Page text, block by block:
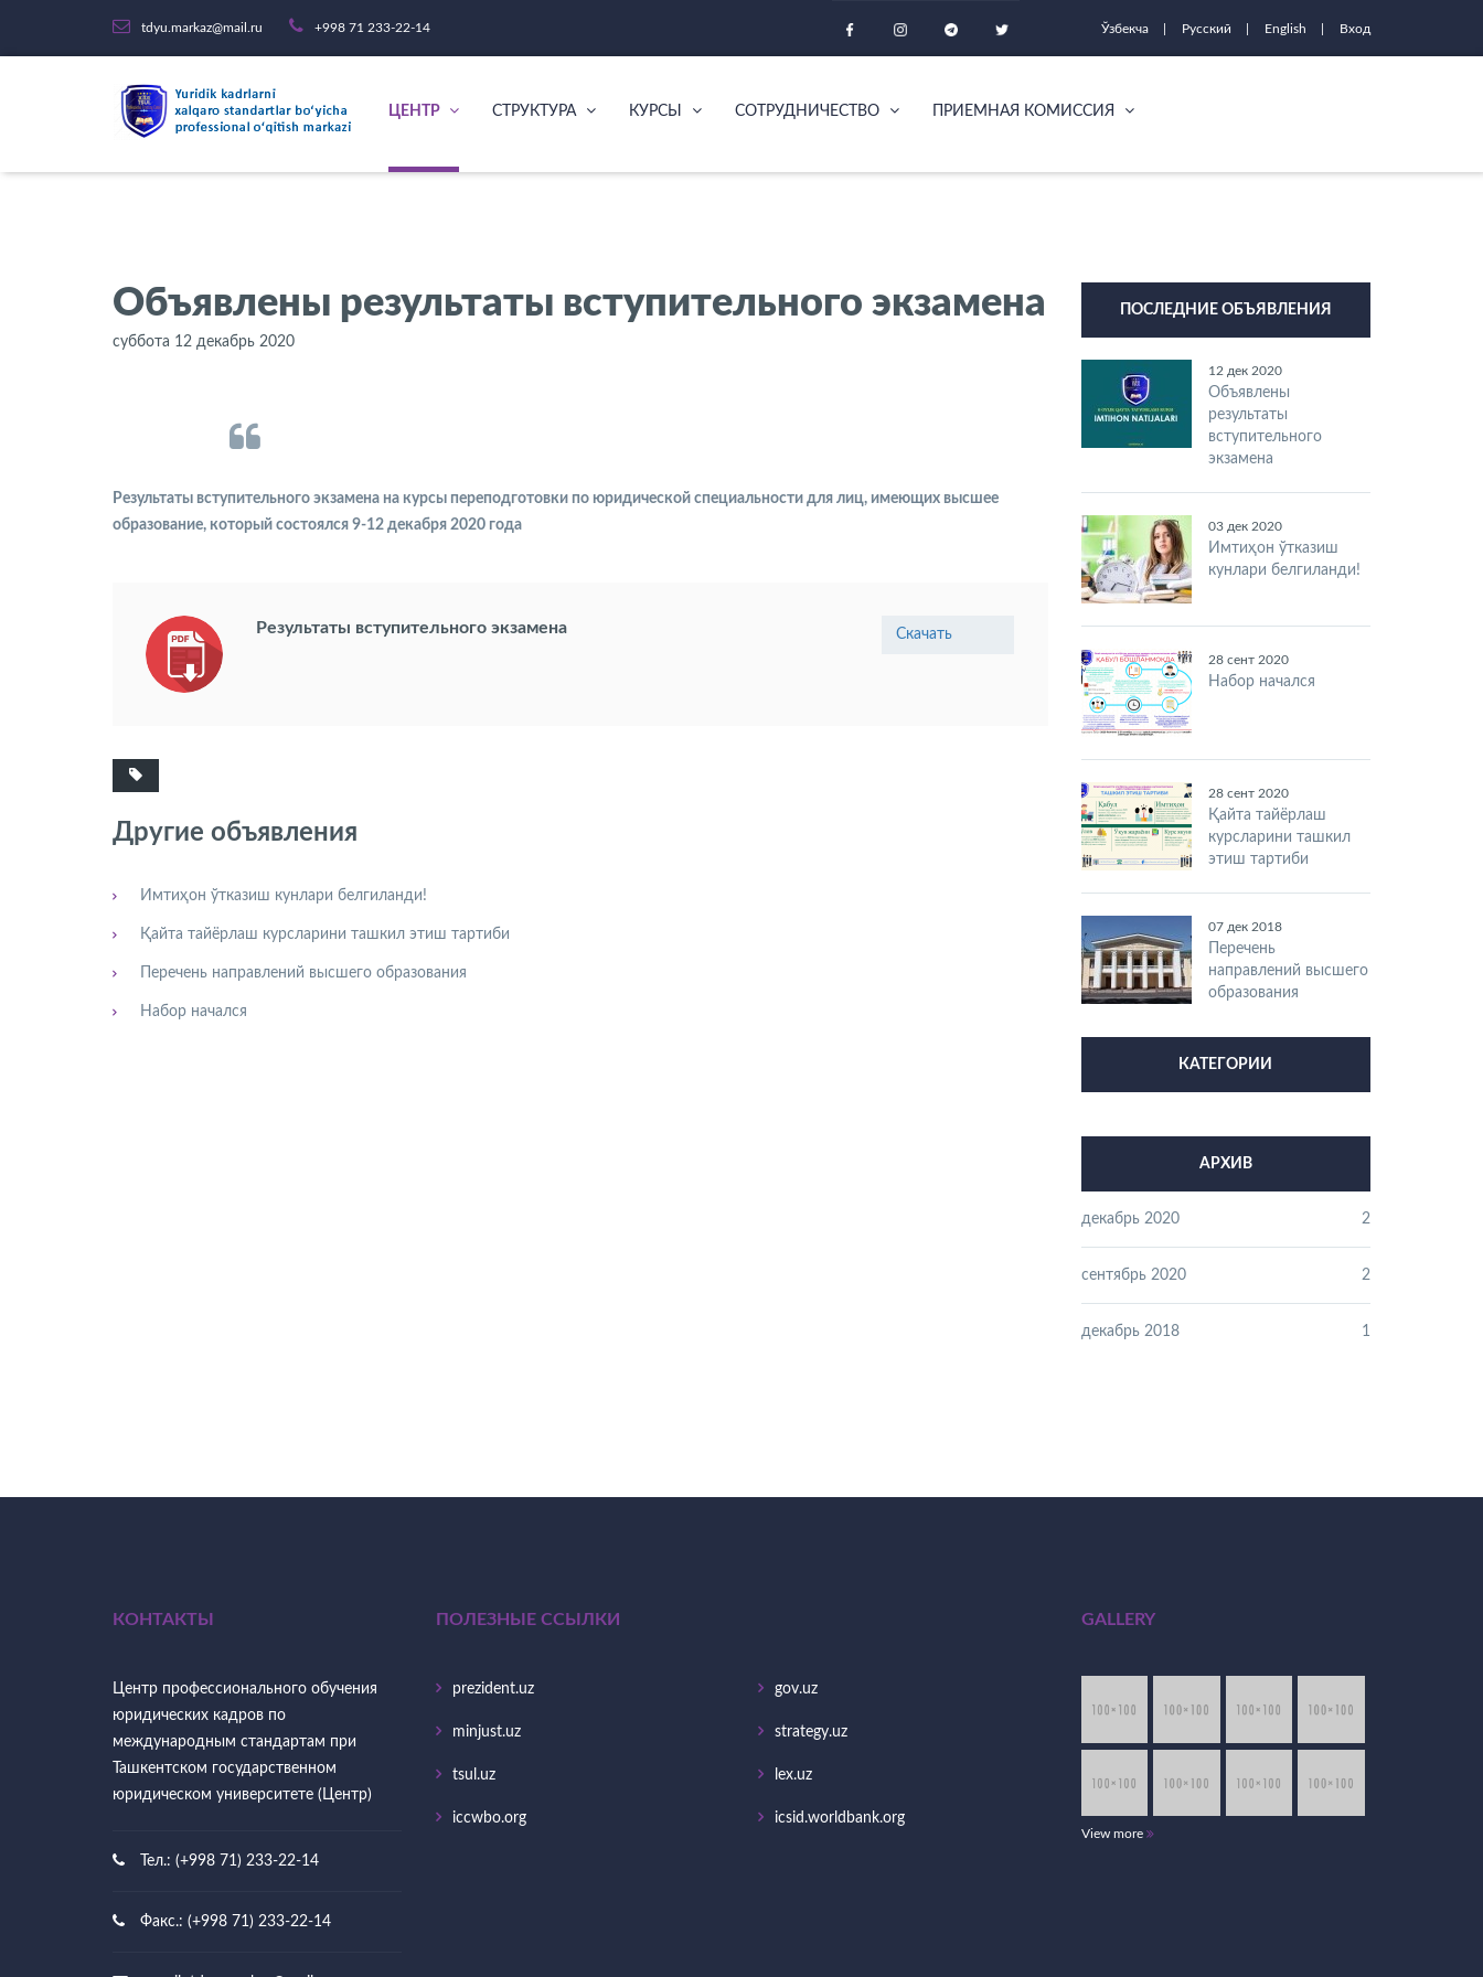
tdyu.markaz@mail.ru +998 71 233-22-14 Ўзбекча Русский English Вход
ЦЕНТР СТРУКТУРА КУРСЫ СОТРУДНИЧЕСТВО ПРИЕМНАЯ КОМИССИЯ
Объявлены результаты вступительного экзамена
суббота 12 декабрь 2020
Результаты вступительного экзамена на курсы переподготовки по юридической специальности для лиц, имеющих высшее
образование, который состоялся 9-12 декабря 2020 года
Скачать
Результаты вступительного экзамена
Другие объявления
Имтиҳон ўтказиш кунлари белгиланди!
Қайта тайёрлаш курсларини ташкил этиш тартиби
Перечень направлений высшего образования
Набор начался
ПОСЛЕДНИЕ ОБЪЯВЛЕНИЯ
12 дек 2020
Объявлены
результаты
вступительного
экзамена
03 дек 2020
Имтиҳон ўтказиш
кунлари белгиланди!
28 сент 2020
Набор начался
28 сент 2020
Қайта тайёрлаш
курсларини ташкил
этиш тартиби
07 дек 2018
Перечень
направлений высшего
образования
КАТЕГОРИИ
АРХИВ
декабрь 2020 2
сентябрь 2020 2
декабрь 2018 1
КОНТАКТЫ
Центр профессионального обучения
юридических кадров по
международным стандартам при
Ташкентском государственном
юридическом университете (Центр)
Тел.: (+998 71) 233-22-14
Факс.: (+998 71) 233-22-14
ПОЛЕЗНЫЕ ССЫЛКИ
prezident.uz gov.uz
minjust.uz strategy.uz
tsul.uz lex.uz
iccwbo.org icsid.worldbank.org
GALLERY
View more